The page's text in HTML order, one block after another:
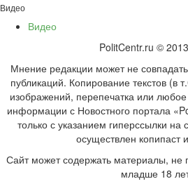
Видео
Видео
PolitCentr.ru ©
Мнение редакции может не
публикаций. Копирование текстов (в
изображений, перепечатка или
информации с Новостного портала
только с указанием гиперссылки на
осуществлен копипаст
Сайт может содержать материалы, не
младше 18